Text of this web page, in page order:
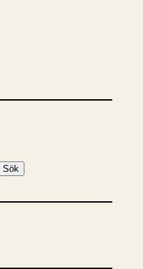
Sök